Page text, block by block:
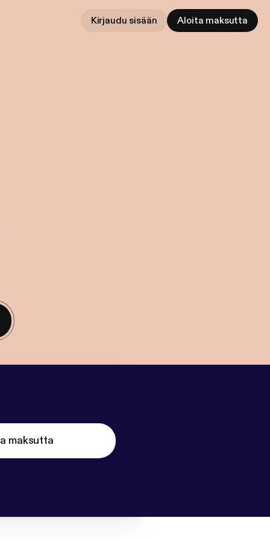
Kirjaudu sisään Aloita maksutta
maksutta